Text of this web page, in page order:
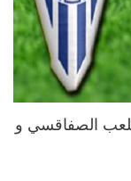
الصفاقسي و